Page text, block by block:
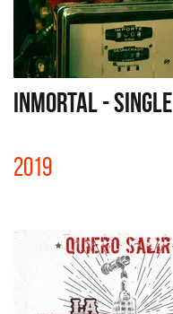
INMORTAL - SINGLE
2019